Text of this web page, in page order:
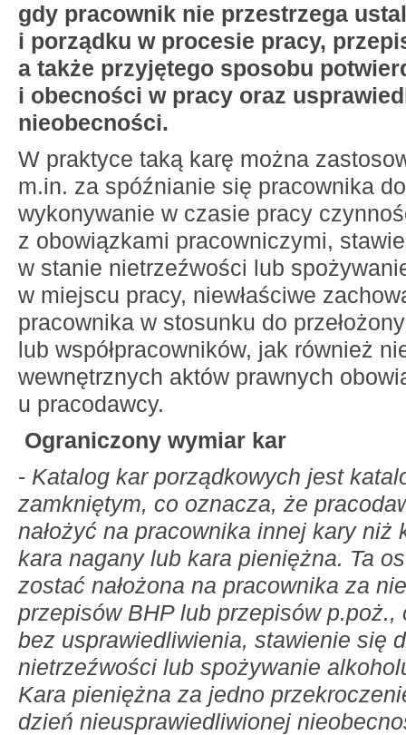
gdy pracownik nie przestrzega
i porządku w procesie pracy,
a także przyjętego sposobu
i obecności w pracy oraz
nieobecności.
W praktyce taką karę można
m.in. za spóźnianie się pracownika
wykonywanie w czasie pracy
z obowiązkami pracowniczymi,
w stanie nietrzeźwości lub
w miejscu pracy, niewłaściwe
pracownika w stosunku do
lub współpracowników, jak również
wewnętrznych aktów prawnych
u pracodawcy.
Ograniczony wymiar kar
- Katalog kar porządkowych jest
zamkniętym, co oznacza, że
nałożyć na pracownika innej kary niż
kara nagany lub kara pieniężna. Ta
zostać nałożona na pracownika za
przepisów BHP lub przepisów
bez usprawiedliwienia, stawienie się
nietrzeźwości lub spożywanie
Kara pieniężna za jedno
dzień nieusprawiedliwionej